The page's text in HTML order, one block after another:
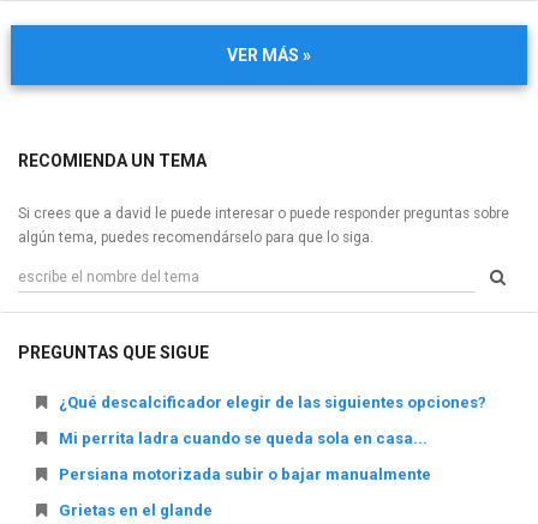
VER MÁS »
RECOMIENDA UN TEMA
Si crees que a david le puede interesar o puede responder preguntas sobre
algún tema, puedes recomendárselo para que lo siga.
PREGUNTAS QUE SIGUE
¿Qué descalcificador elegir de las siguientes opciones?
Mi perrita ladra cuando se queda sola en casa...
Persiana motorizada subir o bajar manualmente
Grietas en el glande